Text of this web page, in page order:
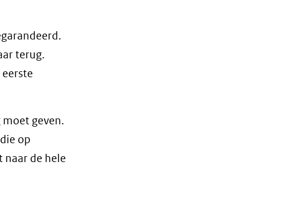
terug.
geven.
op
naar de hele